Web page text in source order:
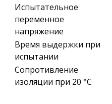
Испытательное
переменное
напряжение
Время выдержки при
испытании
Сопротивление
изоляции при 20 °С